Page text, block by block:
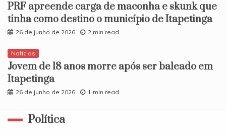
PRF apreende carga de maconha e skunk que
tinha como destino o município de Itapetinga
26 de junho de 2026 2 min read
Notícias
​Jovem de 18 anos morre após ser baleado em
Itapetinga
26 de junho de 2026 1 min read
Política